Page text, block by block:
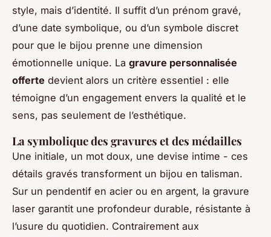
style, mais d’identité. Il suffit d’un prénom gravé,
d’une date symbolique, ou d’un symbole discret
pour que le bijou prenne une dimension
émotionnelle unique. La gravure personnalisée
offerte devient alors un critère essentiel : elle
témoigne d’un engagement envers la qualité et le
sens, pas seulement de l’esthétique.
La symbolique des gravures et des médailles
Une initiale, un mot doux, une devise intime - ces
détails gravés transforment un bijou en talisman.
Sur un pendentif en acier ou en argent, la gravure
laser garantit une profondeur durable, résistante à
l’usure du quotidien. Contrairement aux